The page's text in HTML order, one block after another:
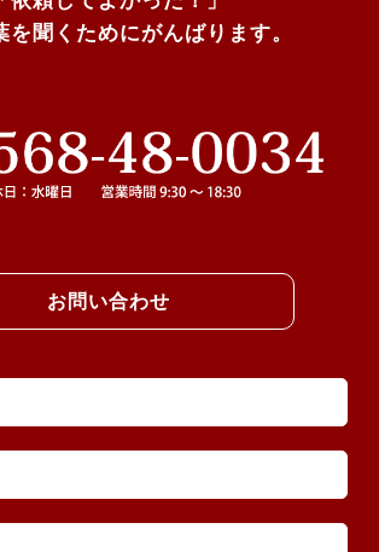
を聞くためにがんばります。
お問い合わせ